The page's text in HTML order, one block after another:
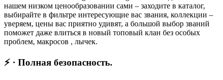
нашем низком ценообразовании сами – заходите в каталог,
выбирайте в фильтре интересующие вас звания, коллекции –
уверяем, цены вас приятно удивят, а большой выбор званий
поможет даже влиться в новый топовый клан без особых
проблем, макросов , лычек.
⚡ · Полная безопасность.